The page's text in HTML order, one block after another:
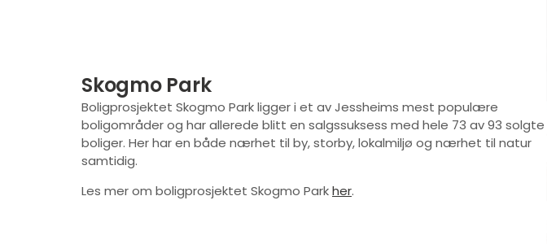
Skogmo Park
Boligprosjektet Skogmo Park ligger i et av Jessheims mest populære
boligområder og har allerede blitt en salgssuksess med hele 73 av 93 solgte
boliger. Her har en både nærhet til by, storby, lokalmiljø og nærhet til natur
samtidig.
Les mer om boligprosjektet Skogmo Parkher.